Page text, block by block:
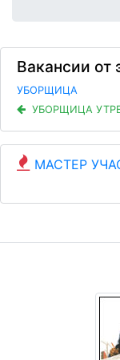
Вакансии от
УБОРЩИЦА
УБОРЩИЦА
МАСТЕР